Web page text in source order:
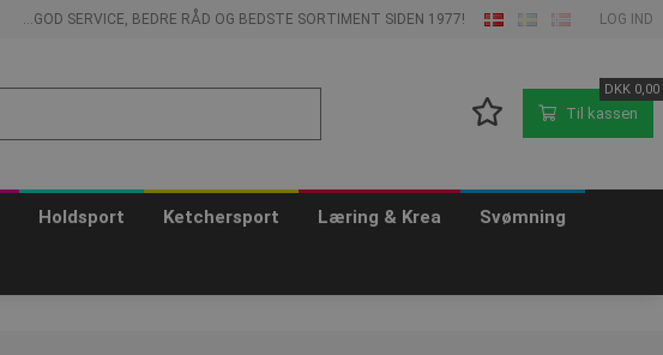
...GOD SERVICE, BEDRE RÅD OG BEDSTE SORTIMENT SIDEN 1977! LOG IND
Til kassen
DKK0,00
Holdsport Ketchersport Læring & Krea Svømning